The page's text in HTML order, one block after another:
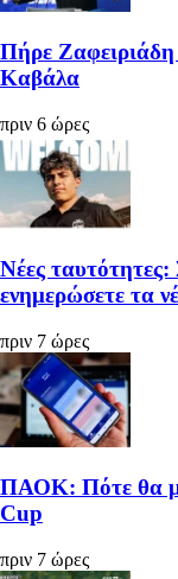
Πήρε
Καβάλα
πριν 6 ώρες
Νέες ταυτότητες:
ενημερώσετε τα
πριν 7 ώρες
ΠΑΟΚ: Πότε θα
Cup
πριν 7 ώρες